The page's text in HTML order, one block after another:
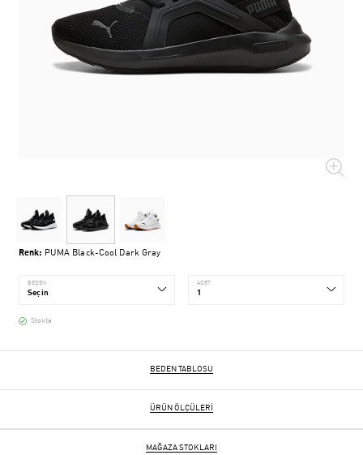
Renk: PUMA Black-Cool Dark Gray
BEDEN ADET
Stokta
BEDEN TABLOSU
ÜRÜN ÖLÇÜLERI
MAĞAZA STOKLARI